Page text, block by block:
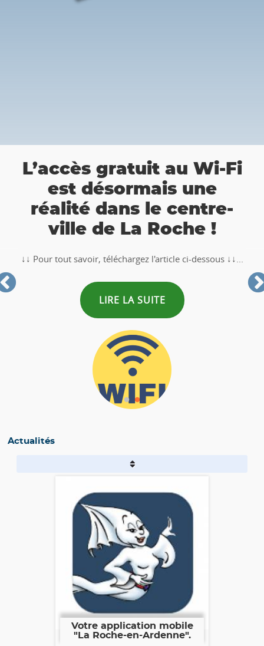
au Wi-Fi
une
le centre-
La Roche !
l'article ci-dessous ↓↓...
👉 Balade
Roche :
chasse au
🥾🚶‍♂️‍➡️ ‼ Partez à la
Ardenne
Actualités
Votre application mobile
"La Roche-en-Ardenne".